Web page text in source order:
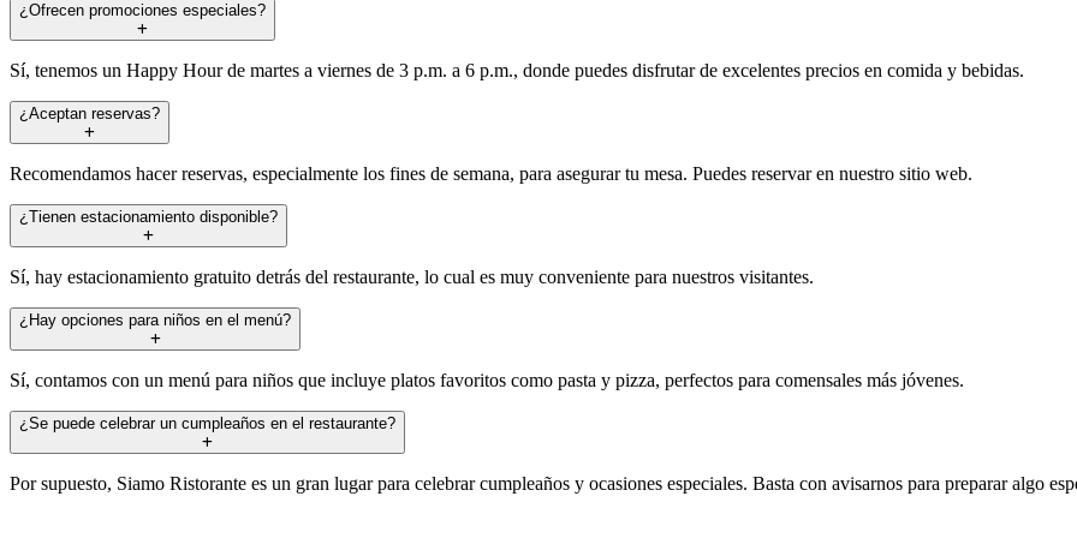
¿Ofrecen promociones especiales?
Sí, tenemos un Happy Hour de martes a viernes de 3 p.m. a 6 p.m., donde puedes disfrutar de excelentes precios en comida y bebidas.
¿Aceptan reservas?
Recomendamos hacer reservas, especialmente los fines de semana, para asegurar tu mesa. Puedes reservar en nuestro sitio web.
¿Tienen estacionamiento disponible?
Sí, hay estacionamiento gratuito detrás del restaurante, lo cual es muy conveniente para nuestros visitantes.
¿Hay opciones para niños en el menú?
Sí, contamos con un menú para niños que incluye platos favoritos como pasta y pizza, perfectos para comensales más jóvenes.
¿Se puede celebrar un cumpleaños en el restaurante?
Por supuesto, Siamo Ristorante es un gran lugar para celebrar cumpleaños y ocasiones especiales. Basta con avisarnos para preparar algo